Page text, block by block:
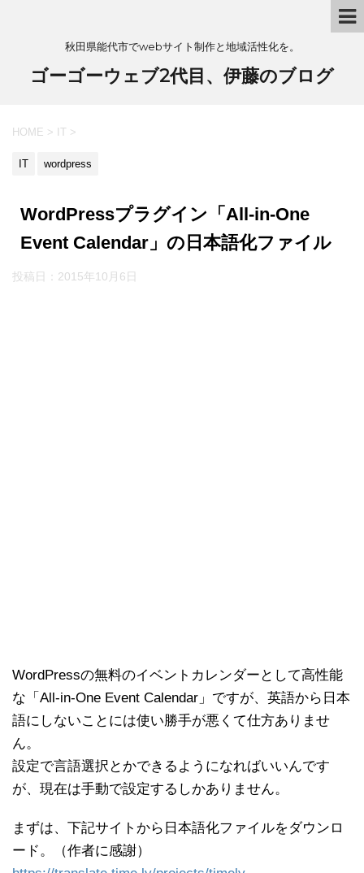
秋田県能代市でwebサイト制作と地域活性化を。
ゴーゴーウェブ2代目、伊藤のブログ
HOME > IT >
IT wordpress
WordPressプラグイン「All-in-One
Event Calendar」の日本語化ファイル
投稿日： 2015年10月6日
WordPressの無料のイベントカレンダーとして高性能
な「All-in-One Event Calendar」ですが、英語から日本
語にしないことには使い勝手が悪くて仕方ありませ
ん。
設定で言語選択とかできるようになればいいんです
が、現在は手動で設定するしかありません。
まずは、下記サイトから日本語化ファイルをダウンロ
ード。（作者に感謝）